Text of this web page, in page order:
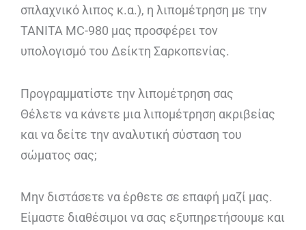
σπλαχνικό λιπος κ.α.), η λιπομέτρηση με την
TANITA MC-980 μας προσφέρει τον
υπολογισμό του Δείκτη Σαρκοπενίας.
Προγραμματίστε την λιπομέτρηση σας
Θέλετε να κάνετε μια λιπομέτρηση ακριβείας
και να δείτε την αναλυτική σύσταση του
σώματος σας;
Μην διστάσετε να έρθετε σε επαφή μαζί μας.
Είμαστε διαθέσιμοι να σας εξυπηρετήσουμε και